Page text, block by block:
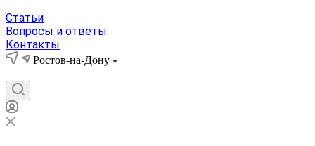
Статьи
Вопросы и ответы
Контакты
Ростов-на-Дону